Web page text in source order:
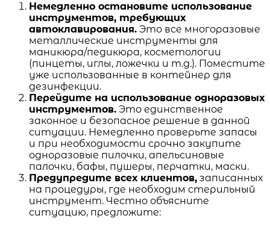
Немедленно остановите использование
инструментов, требующих
автоклавирования. Это все многоразовые
металлические инструменты для
маникюра/педикюра, косметологии
(пинцеты, иглы, ложечки и т.д.). Поместите
уже использованные в контейнер для
дезинфекции.
Перейдите на использование одноразовых
инструментов. Это единственное
законное и безопасное решение в данной
ситуации. Немедленно проверьте запасы
и при необходимости срочно закупите
одноразовые пилочки, апельсиновые
палочки, бафы, пушеры, перчатки, маски.
Предупредите всех клиентов, записанных
на процедуры, где необходим стерильный
инструмент. Честно объясните
ситуацию, предложите: